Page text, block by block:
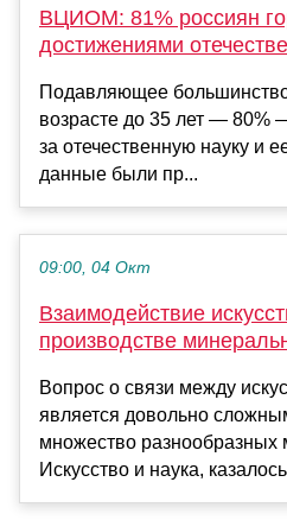
ВЦИОМ: 81% россиян
достижениями
Подавляющее
возрасте до 35 лет — 80%
за отечественную науку и
данные были пр...
09:00, 04 Окт
Взаимодействие
производстве
Вопрос о связи между
является довольно
множество разнообразных
Искусство и наука,